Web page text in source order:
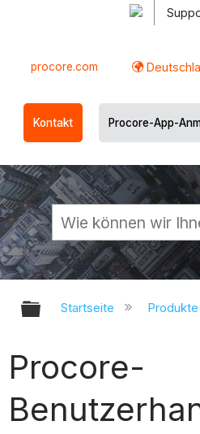
procore.com
Kontakt Procore-App-
Globale
Startseite Produkte
Procore-